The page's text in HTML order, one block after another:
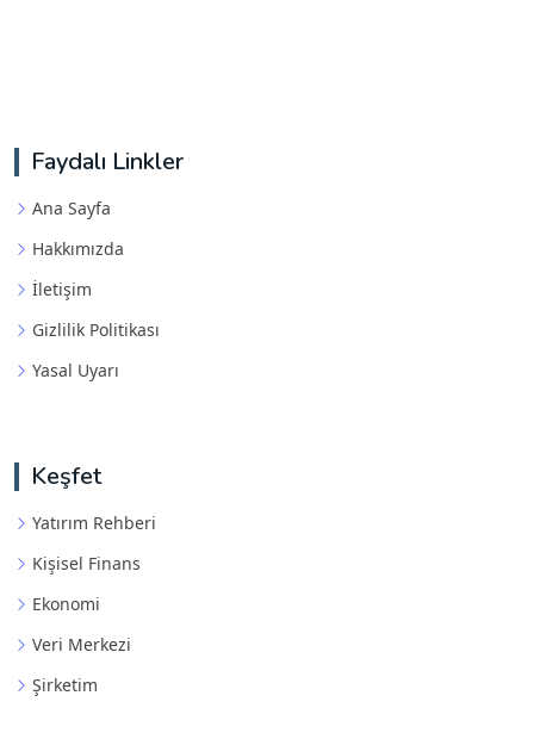
Faydalı Linkler
Ana Sayfa
Hakkımızda
İletişim
Gizlilik Politikası
Yasal Uyarı
Keşfet
Yatırım Rehberi
Kişisel Finans
Ekonomi
Veri Merkezi
Şirketim